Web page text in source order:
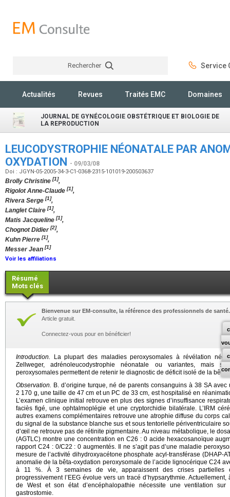
Rechercher Service
Actualités Revues Traités EMC Domaines
JOURNAL DE GYNÉCOLOGIE OBSTÉTRIQUE ET BIOLOGIE DE
LA REPRODUCTION
LEUCODYSTROPHIE NÉONATALE PAR
OXYDATION - 09/03/08
Doi : JGYN-05-2005-34-3-C1-0368-2315-101019-200503637
Brolly Christine [1],
Rigolot Anne-Claude [1],
Rivera Serge [1],
Langlet Claire [1],
Matis Jacqueline [1],
Chognot Didier[2],
Kuhn Pierre [1],
Messer Jean [1]
Voir les affiliations
Résumé
Mots clés
Bienvenue sur EM-consulte, la référence des professionnels de santé.
Article gratuit.
Connectez-vous pour en bénéficier!
Introduction. La plupart des maladies peroxysomales à révélation
Zellweger, adrénoleucodystrophie néonatale ou variantes, mais
peroxysomales permettent de retenir le diagnostic de déficit isolé de la bêta-
Observation. B. d’origine turque, né de parents consanguins à 38 SA
2 170 g, une taille de 47 cm et un PC de 33 cm, est hospitalisé en
L’examen clinique initial retrouve en plus des signes d’insuffisance
faciès figé, une ophtalmoplégie et une cryptorchidie bilatérale. L’IRM
autres examens complémentaires retrouve une atrophie diffuse du corps
du signal de la substance blanche sus et sous tentorielle périventriculaire
d’œil ne retrouve pas de rétinite pigmentaire. Au niveau métabolique, le
(AGTLC) montre une concentration en C26 : 0 acide hexacosanoïque
rapport C24 : 0/C22 : 0 augmentés. Il ne s’agit pas d’une maladie
mesure de l’activité dihydroxyacétone phosphate acyl-transférase (DHAP-
anomalie de la bêta-oxydation peroxysomale de l’acide lignocérique C24
à 11 %. À 3 semaines de vie, apparaissent des crises partielles
progressivement l’EEG évolue vers un tracé d’hypsarythmie.
de West et son état d’encéphalopathie nécessite une ventilation
gastrostomie.